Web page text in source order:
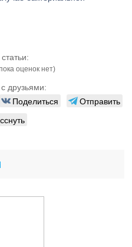
оценок нет)
друзьями:
Поделиться
Отправить